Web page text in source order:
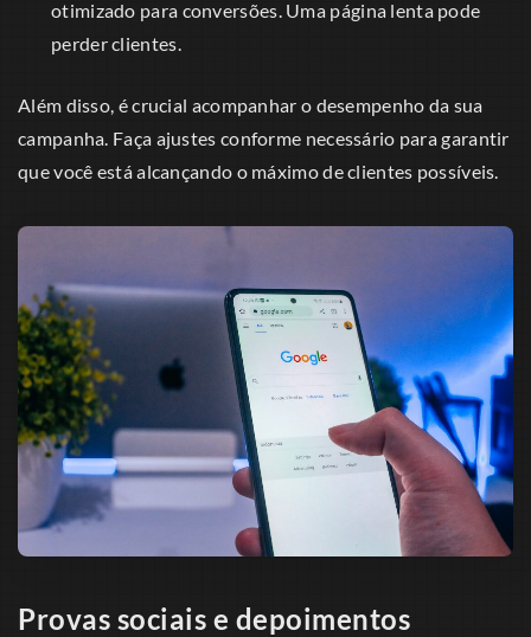
otimizado para conversões. Uma página lenta pode
perder clientes.
Além disso, é crucial acompanhar o desempenho da sua
campanha. Faça ajustes conforme necessário para garantir
que você está alcançando o máximo de clientes possíveis.
Provas sociais e depoimentos